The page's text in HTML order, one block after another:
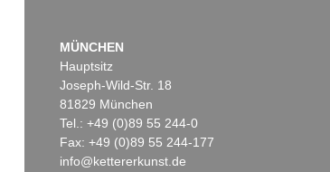
Auktion 600 - Lot 71
MÜNCHEN
Hauptsitz
Joseph-Wild-Str. 18
81829 München
Tel.: +49 (0)89 55 244-0
Fax: +49 (0)89 55 244-177
info@kettererkunst.de